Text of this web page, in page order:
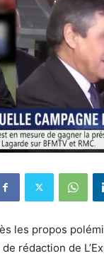
les propos
rédaction de